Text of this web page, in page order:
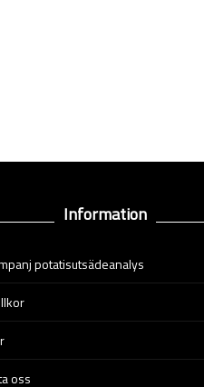
Information
potatisutsädeanalys
oss